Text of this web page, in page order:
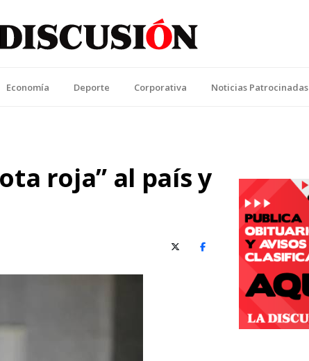
Economía Deporte Corporativa Noticias Patrocinadas
roja” al país y
X (Twitter)Facebook